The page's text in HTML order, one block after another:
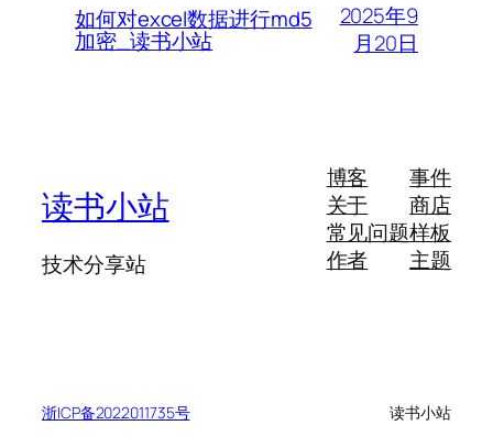
如何对excel数据进行md5
加密_读书小站
2025年9
月20日
读书小站
技术分享站
博客
关于
常见问题
作者
事件
商店
样板
主题
浙ICP备2022011735号 读书小站